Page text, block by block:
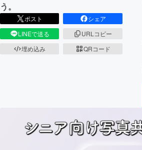
う。
ポスト
シェア
LINEで送る
URLコピー
埋め込み
QRコード